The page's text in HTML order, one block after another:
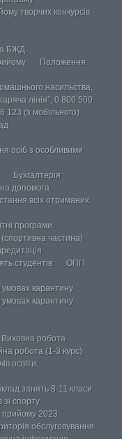
творчих конкурсів
БЖД
Положення
насильства,
лінія”, 0 800 500
123 (з мобільного)
осіб з особливими
Бухгалтерія
допомога
всіх отриманих
програми
частина)
студентів
ОПП
умовах карантину
умовах карантину
Виховна робота
робота (1-3 курс)
освіти
занять 8-11 класи
спорту
прийому 2023
обслуговування